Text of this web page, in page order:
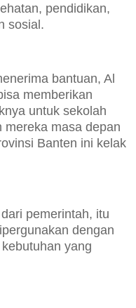
pendidikan,
sosial.
bantuan, Al
memberikan
untuk sekolah
mereka masa depan
Banten ini kelak
pemerintah, itu
dengan
yang